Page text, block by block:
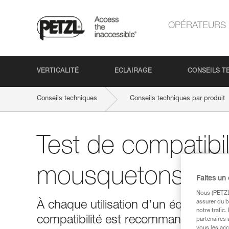
OPÉRATEURS
VERTICALITÉ ECLAIRAGE CONSEILS
Conseils techniques Conseils techniques par produit
Test de
mousquetons
À chaque utilisation d’un
compatibilité est recommandé.
Faites un
Nous
assurer du
notre trafic.
partenaires